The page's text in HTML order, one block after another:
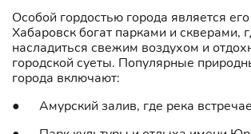
Особой гордостью города является
Хабаровск богат парками и скверами,
насладиться свежим воздухом и
городской суеты. Популярные
города включают:
● Амурский залив, где река